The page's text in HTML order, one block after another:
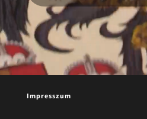
Impresszum